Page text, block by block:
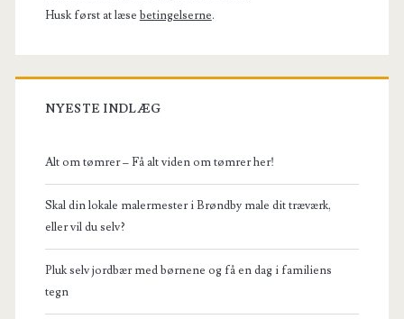
Husk først at læse betingelserne.
NYESTE INDLÆG
Alt om tømrer – Få alt viden om tømrer her!
Skal din lokale malermester i Brøndby male dit træværk,
eller vil du selv?
Pluk selv jordbær med børnene og få en dag i familiens
tegn